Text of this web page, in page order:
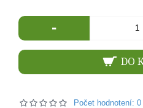
-
DO
Počet hodnotení: 0